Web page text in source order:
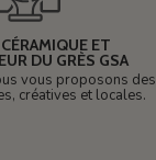
ET
DU GRÈS GSA
vous proposons des
créatives et locales.